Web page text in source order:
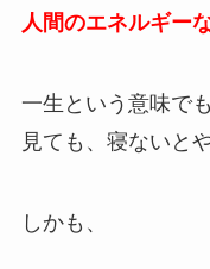
人間のエネルギー
一生という意味で
見ても、寝ないと
しかも、